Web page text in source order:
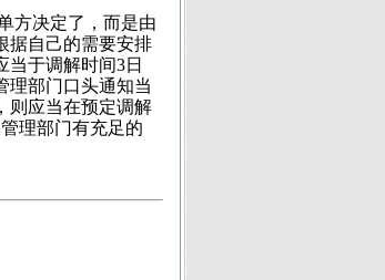
方决定了，而是由
据自己的需要安排
于调解时间3日
理部门口头通知当
则应当在预定调解
理部门有充足的